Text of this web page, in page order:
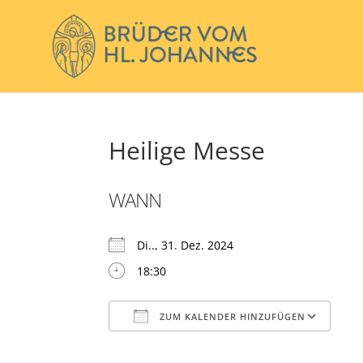
Heilige Messe
WANN
Di.., 31. Dez. 2024
18:30
ZUM KALENDER HINZUFÜGEN